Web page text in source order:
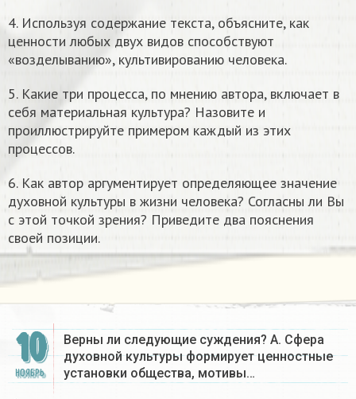
4. Используя содержание текста, объясните, как
ценности любых двух видов способствуют
«возделыванию», культивированию человека.
5. Какие три процесса, по мнению автора, включает в
себя материальная культура? Назовите и
проиллюстрируйте примером каждый из этих
процессов.
6. Как автор аргументирует определяющее значение
духовной культуры в жизни человека? Согласны ли Вы
с этой точкой зрения? Приведите два пояснения
своей позиции.
10
НОЯБРЬ
Верны ли следующие суждения? А. Сфера
духовной культуры формирует ценностные
установки общества, мотивы…